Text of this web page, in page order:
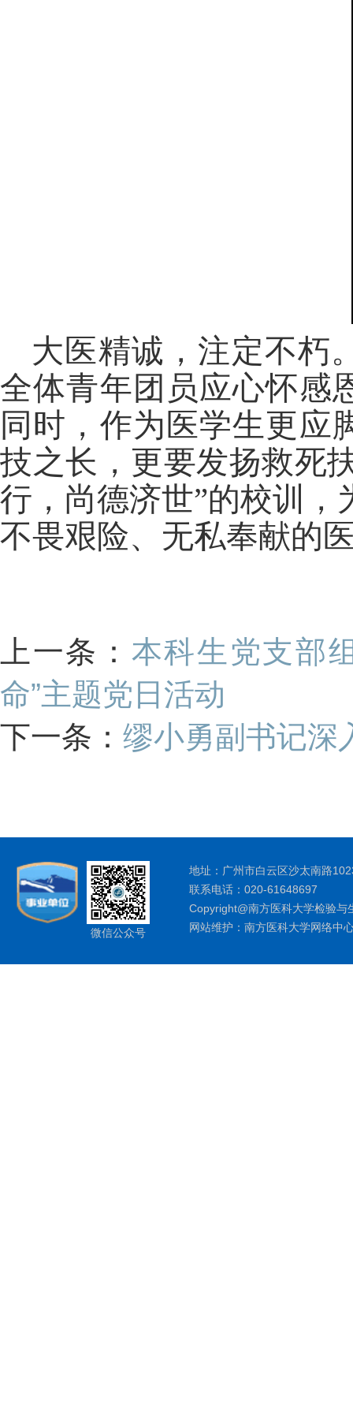
大医精诚，注定不朽
全体青年团员应心怀感
同时，作为医学生更应
技之长 ，更要发扬救死
行，尚德济世”的校训，
不畏艰险、无私奉献的
上一条： 本科生党支部
命”主题党日活动
下一条： 缪小勇副书记深
微信公众号
地址：广州市白云区沙太南路
联系电话：020-61648697
Copyright@南方医科大学检验
网站维护：南方医科大学网络中